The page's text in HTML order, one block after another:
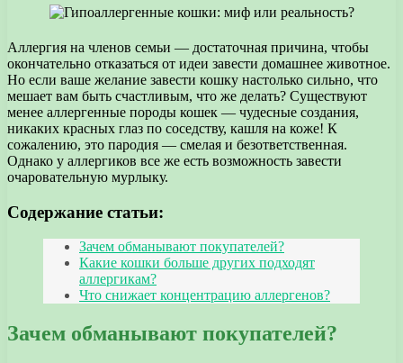
Аллергия на членов семьи — достаточная причина, чтобы
окончательно отказаться от идеи завести домашнее животное.
Но если ваше желание завести кошку настолько сильно, что
мешает вам быть счастливым, что же делать? Существуют
менее аллергенные породы кошек — чудесные создания,
никаких красных глаз по соседству, кашля на коже! К
сожалению, это пародия — смелая и безответственная.
Однако у аллергиков все же есть возможность завести
очаровательную мурлыку.
Содержание статьи:
Зачем обманывают покупателей?
Какие кошки больше других подходят
аллергикам?
Что снижает концентрацию аллергенов?
Зачем обманывают покупателей?